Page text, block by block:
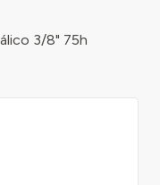
3/8" 75h